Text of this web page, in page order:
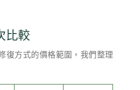
比較
復方式的價格範圍，我們整理